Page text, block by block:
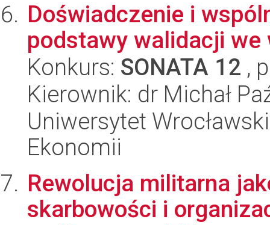
Doświadczenie i
podstawy walidacji we
Konkurs: SONATA 12 ,
Kierownik: dr Michał
Uniwersytet
Ekonomii
Rewolucja militarna
skarbowości i